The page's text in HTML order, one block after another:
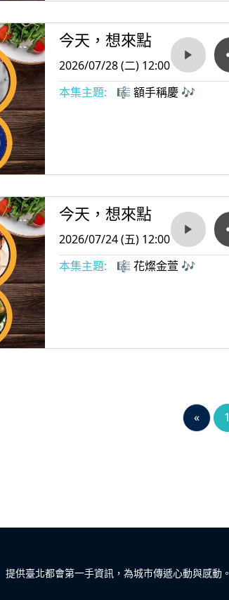
今天，想來點
2026/07/28 (二) 12:00
本集主題:
🎼 額手稱慶 🎶
今天，想來點
2026/07/24 (五) 12:00
本集主題:
🎼 花燦金萱 🎶
« 1
提供臺北都會第一手資訊，為城市傳遞心動與感動。